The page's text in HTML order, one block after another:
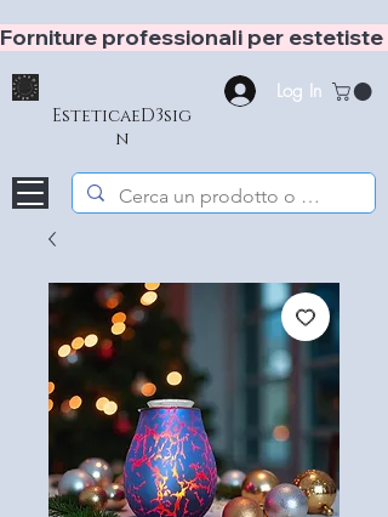
Forniture professionali per
EsteticaeD3sig
n
Log In